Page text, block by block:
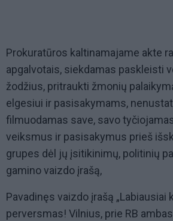
Prokuratūros kaltinamajame akte
apgalvotais, siekdamas paskleisti
žodžius, pritraukti žmonių
elgesiui ir pasisakymams,
filmuodamas save, savo
veiksmus ir pasisakymus prieš
grupes dėl jų įsitikinimų, politinių
gamino vaizdo įrašą,
Pavadinęs vaizdo įrašą „Labiausiai
perversmas! Vilnius, prie RB